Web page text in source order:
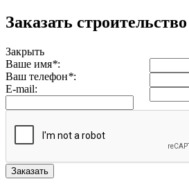
Заказать строительство
Закрыть
Ваше имя*:
Ваш телефон*:
E-mail: